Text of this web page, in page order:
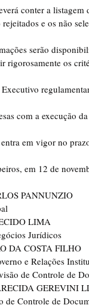
conter a
rejeitados e os não
serão
rigorosamente os
com a execução
em vigor no
em 12 de
PANNUNZIO
LIMA
Jurídicos
DA COSTA FILHO
e Relações
de Controle de
GEREVINI
de Controle de